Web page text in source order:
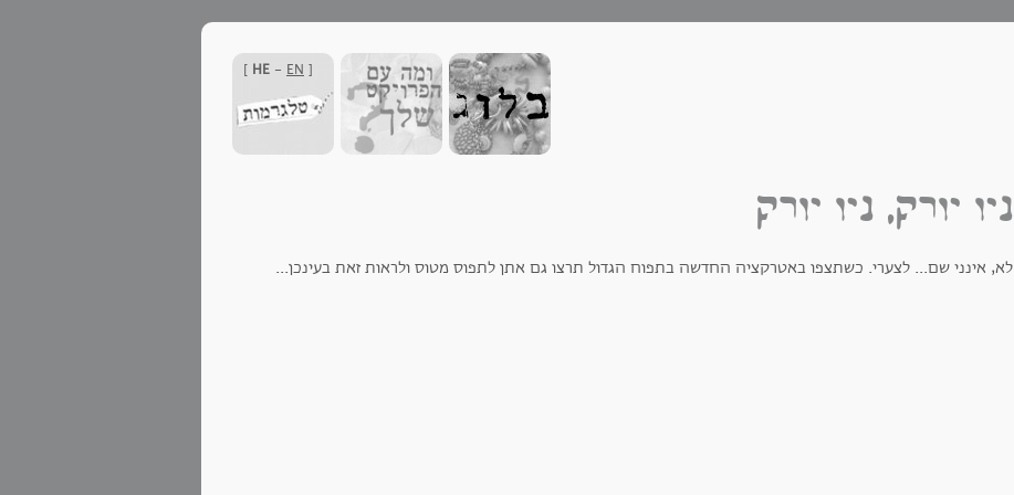
[
HE - EN
]
ניו יורק, ניו יורק
לא, אינני שם... לצערי. כשתצפו באטרקציה החדשה בתפוח הגדול תרצו גם אתן לתפוס מטוס ולראות זאת בעינכן...